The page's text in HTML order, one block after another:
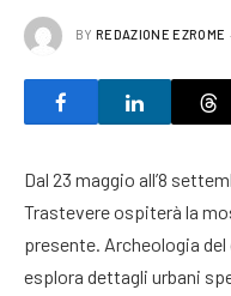
BY REDAZIONE EZROME
Dal 23 maggio all’8
Trastevere ospiterà la
presente. Archeologia
esplora dettagli urbani